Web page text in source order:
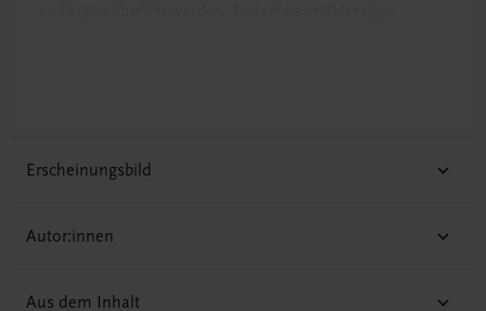
Erscheinungsbild
Autor:innen
Aus dem Inhalt